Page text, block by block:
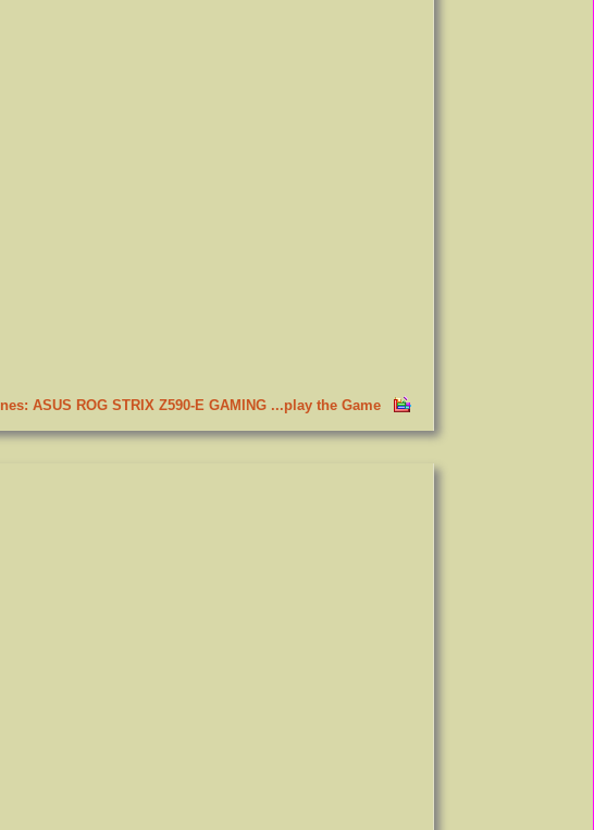
ASUS ROG STRIX Z590-E GAMING ...play the Game